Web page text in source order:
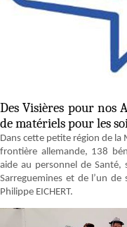
Des Visières pour nos
de matériels pour les
Dans cette petite région de la
frontière allemande, 138
aide au personnel de Santé,
Sarreguemines et de l’un de
Philippe EICHERT.